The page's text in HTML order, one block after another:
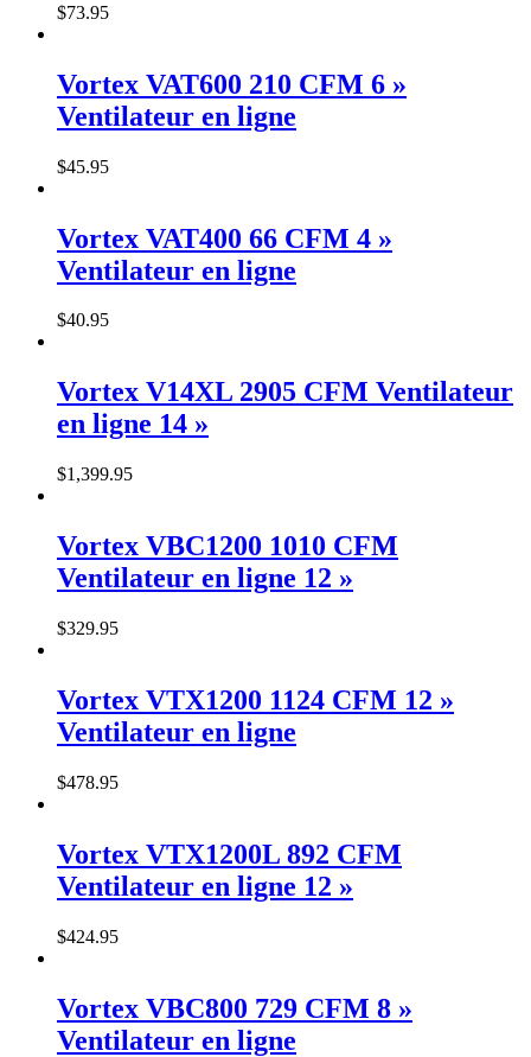
$73.95
Vortex VAT600 210 CFM 6 »
Ventilateur en ligne
$45.95
Vortex VAT400 66 CFM 4 »
Ventilateur en ligne
$40.95
Vortex V14XL 2905 CFM Ventilateur
en ligne 14 »
$1,399.95
Vortex VBC1200 1010 CFM
Ventilateur en ligne 12 »
$329.95
Vortex VTX1200 1124 CFM 12 »
Ventilateur en ligne
$478.95
Vortex VTX1200L 892 CFM
Ventilateur en ligne 12 »
$424.95
Vortex VBC800 729 CFM 8 »
Ventilateur en ligne